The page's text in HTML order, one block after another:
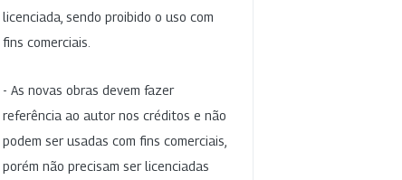
licenciada, sendo proibido o uso com
fins comerciais.
- As novas obras devem fazer
referência ao autor nos créditos e não
podem ser usadas com fins comerciais,
porém não precisam ser licenciadas